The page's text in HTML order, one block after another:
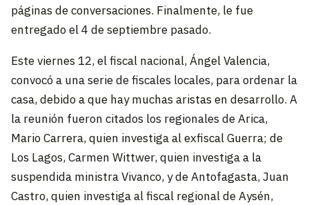
páginas de conversaciones. Finalmente, le fue
entregado el 4 de septiembre pasado.
Este viernes 12, el fiscal nacional, Ángel Valencia,
convocó a una serie de fiscales locales, para ordenar la
casa, debido a que hay muchas aristas en desarrollo. A
la reunión fueron citados los regionales de Arica,
Mario Carrera, quien investiga al exfiscal Guerra; de
Los Lagos, Carmen Wittwer, quien investiga a la
suspendida ministra Vivanco, y de Antofagasta, Juan
Castro, quien investiga al fiscal regional de Aysén,